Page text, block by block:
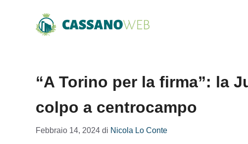
“A Torino per la firma”: la
colpo a centrocampo
Febbraio 14, 2024 di Nicola Lo Conte